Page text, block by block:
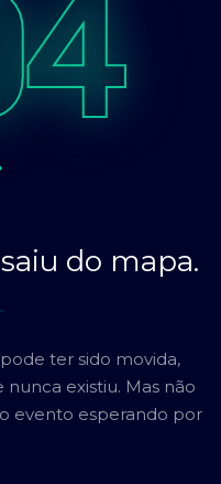
do mapa.
ter sido movida,
existiu. Mas não
evento esperando por